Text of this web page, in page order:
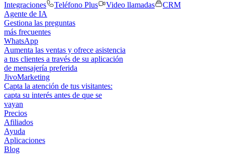
Integraciones
Teléfono Plus Video llamadas
CRM
Agente de IA
Gestiona las preguntas
más frecuentes
WhatsApp
Aumenta las ventas y ofrece asistencia
a tus clientes a través de su aplicación
de mensajería preferida
JivoMarketing
Capta la atención de tus visitantes:
capta su interés antes de que se
vayan
Precios
Afiliados
Ayuda
Aplicaciones
Blog